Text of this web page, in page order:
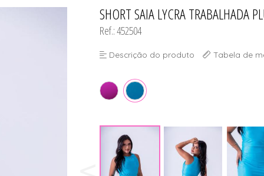
TODOS DE MODA
TODOS DE
TODOS DE PLUS
TODOS DE ROBE
TODOS DE SUTIÃ
TODOS DE #PROMOÇÃO -
SHORT SAIA LYCRA TRABALHADA
Ref.: 452504
Descrição do produto Tabela de